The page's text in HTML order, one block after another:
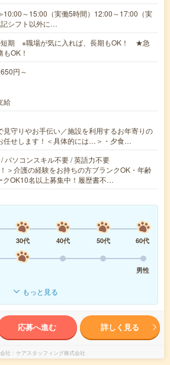
～15:00（実働5時間）12:00～17:00（実
シフト以外に…
短期 ※職場が気に入れば、長期もOK！ ★急
OK！
円～
給
見守りやお手伝い／施設を利用するお年寄りの
任せします！＜具体的には…＞・夕食…
パソコンスキル不要 / 英語力不要
＞介護の経験をお持ちの方ブランクOK・年齢
クOK10名以上募集中！履歴書不…
30代 40代 50代
60代
男性
もっと見る
応募へ進む 詳しく見る
社 ケアスタッフィング株式会社